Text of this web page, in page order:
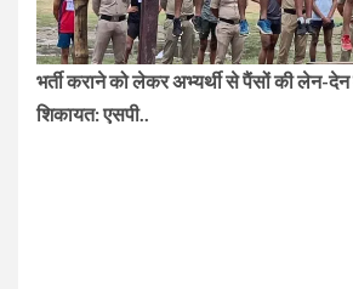
भर्ती कराने को लेकर अभ्यर्थी से पैंसों की लेन-
शिकायत: एसपी..